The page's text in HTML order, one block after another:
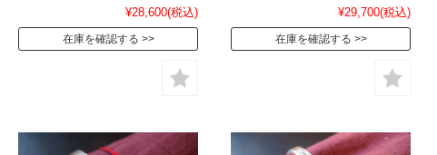
¥28,600(税込)
在庫を確認する
¥29,700(税込)
在庫を確認する